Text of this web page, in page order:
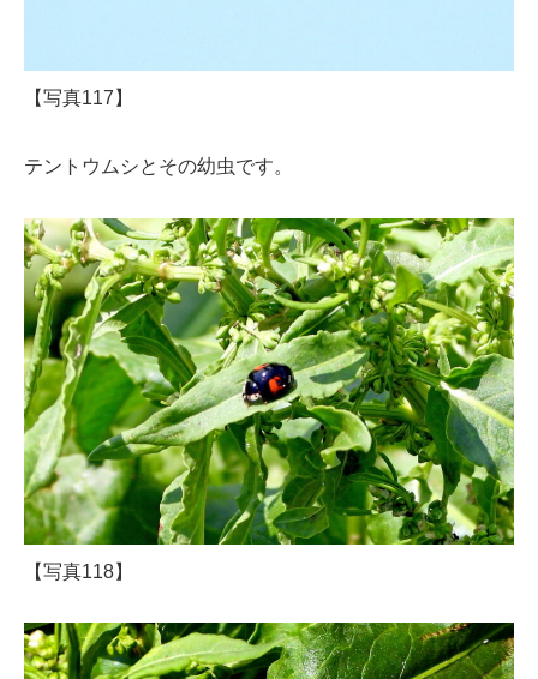
【写真117】
テントウムシとその幼虫です。
【写真118】